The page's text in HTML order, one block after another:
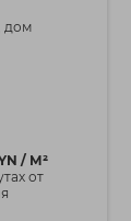
дом
/ М²
от